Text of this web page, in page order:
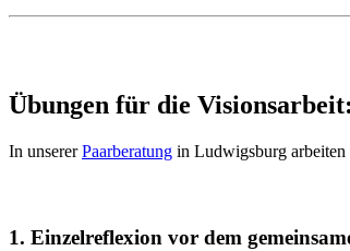
Übungen für die
In unsererPaarberatung in Ludwigsburg
1. Einzelreflexion vor dem